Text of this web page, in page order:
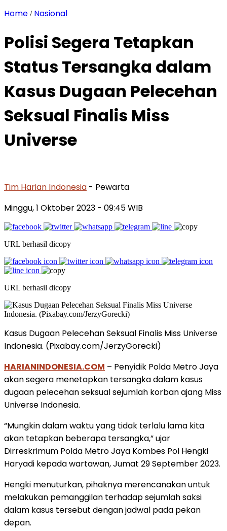
Home / Nasional
Polisi Segera Tetapkan
Status Tersangka dalam
Kasus Dugaan Pelecehan
Seksual Finalis Miss
Universe
Tim Harian Indonesia - Pewarta
Minggu, 1 Oktober 2023 - 09:45 WIB
URL berhasil dicopy
URL berhasil dicopy
Kasus Dugaan Pelecehan Seksual Finalis Miss Universe
Indonesia. (Pixabay.com/JerzyGorecki)
HARIANINDONESIA.COM – Penyidik Polda Metro Jaya
akan segera menetapkan tersangka dalam kasus
dugaan pelecehan seksual sejumlah korban ajang Miss
Universe Indonesia.
“Mungkin dalam waktu yang tidak terlalu lama kita
akan tetapkan beberapa tersangka,” ujar
Dirreskrimum Polda Metro Jaya Kombes Pol Hengki
Haryadi kepada wartawan, Jumat 29 September 2023.
Hengki menuturkan, pihaknya merencanakan untuk
melakukan pemanggilan terhadap sejumlah saksi
dalam kasus tersebut dengan jadwal pada pekan
depan.